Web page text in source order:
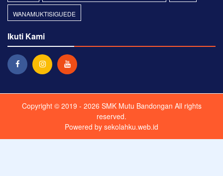
WANAMUKTISIGUEDE
Ikuti Kami
Copyright © 2019 - 2026 SMK Mutu Bandongan All rights
reserved.
Powered by sekolahku.web.id